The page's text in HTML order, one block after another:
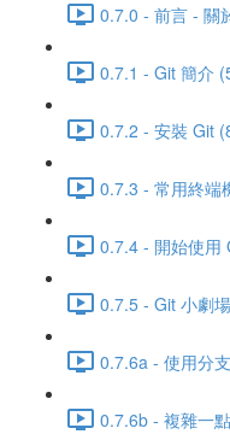
0.7.0 - 前言 - 關
0.7.1 - Git 簡介
0.7.2 - 安裝 Git
0.7.3 - 常用終端
0.7.4 - 開始使用
0.7.5 - Git 小劇
0.7.6a - 使用分
0.7.6b - 複雜一